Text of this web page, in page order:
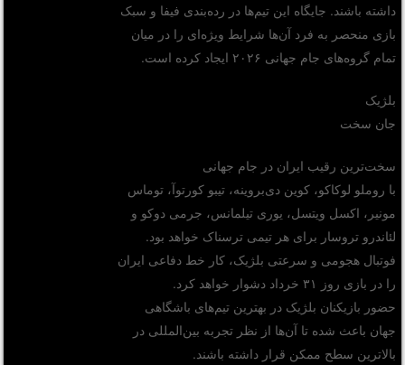
داشته باشند. جایگاه این تیم‌ها در رده‌بندی فیفا و سبک
بازی منحصر به فرد آن‌ها شرایط ویژه‌ای را در میان
تمام گروه‌های جام جهانی ۲۰۲۶ ایجاد کرده است.
بلژیک
جان سخت
سخت‌ترین رقیب ایران در جام جهانی
با روملو لوکاکو،‌ کوین دی‌بروینه، تیبو کورتوآ، توماس
مونیر، اکسل ویتسل، یوری تیلمانس، جرمی دوکو و
لئاندرو تروسار برای هر تیمی ترسناک خواهد بود.
فوتبال هجومی و سرعتی بلژیک، کار خط دفاعی ایران
را در بازی روز ۳۱ خرداد دشوار خواهد کرد.
حضور بازیکنان بلژیک در بهترین تیم‌های باشگاهی
جهان باعث شده تا آن‌ها از نظر تجربه بین‌المللی در
بالاترین سطح ممکن قرار داشته باشند.